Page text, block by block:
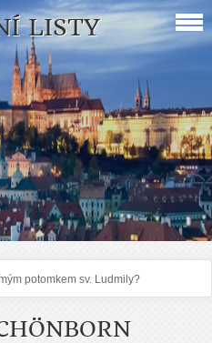
LISTY
potomkem sv. Ludmily?